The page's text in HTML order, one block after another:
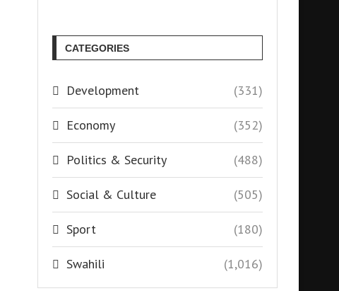
CATEGORIES
Development (331)
Economy (352)
Politics & Security (488)
Social & Culture (505)
Sport (180)
Swahili (1,016)